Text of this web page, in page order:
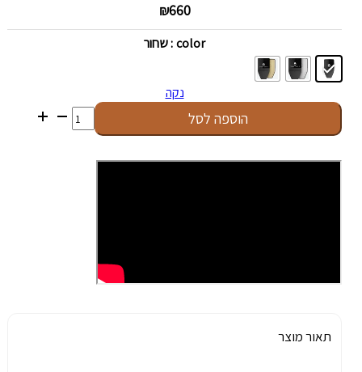
₪660
color: שחור
נקה
כמות
של
Safe
הוספה לסל
תאור מוצר